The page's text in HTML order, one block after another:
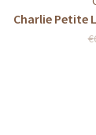
Charlie Petite